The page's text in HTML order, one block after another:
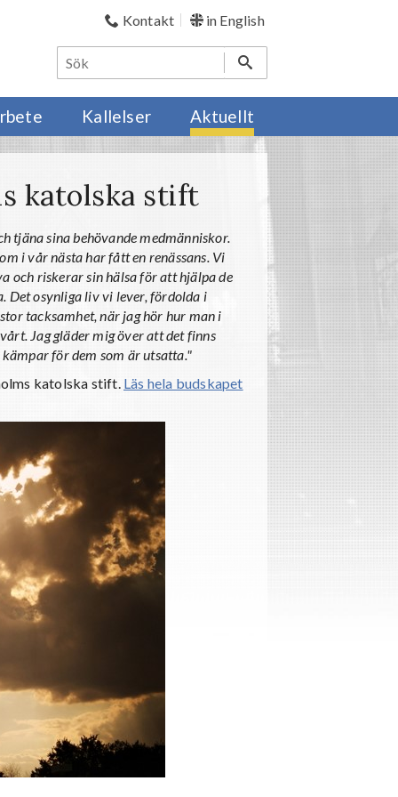
Kontakt in English
Kallelser Aktuellt
katolska stift
tjäna sina behövande medmänniskor.
i vår nästa har fått en renässans. Vi
och riskerar sin hälsa för att hjälpa de
Det osynliga liv vi lever, fördolda i
tacksamhet, när jag hör hur man i
Jag gläder mig över att det finns
för dem som är utsatta."
katolska stift. Läs hela budskapet